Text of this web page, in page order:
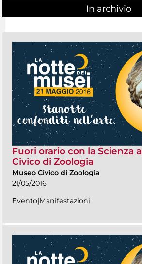
In archivio
Fuori orario con la Scienza
Civico di Zoologia
Museo Civico di Zoologia
21/05/2016
Evento|Manifestazioni